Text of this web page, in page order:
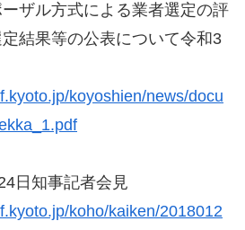
ザル方式による業者選定の評
結果等の公表について令和3
koyoshien/news/docu
日知事記者会見
koho/kaiken/2018012